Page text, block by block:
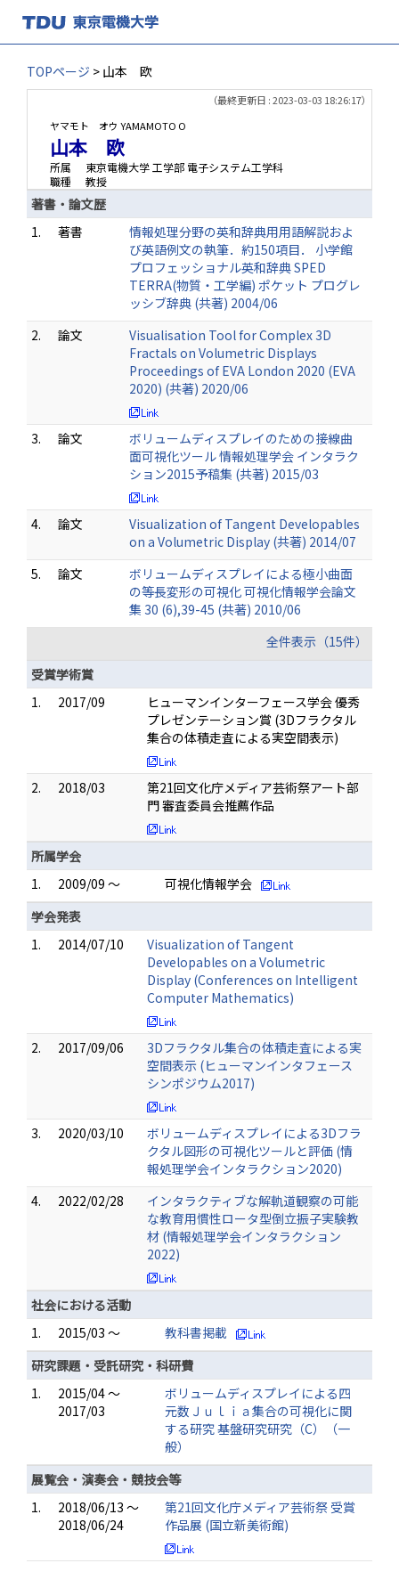
TOPページ > 山本 欧
（最終更新日 : 2023-03-03 18:26:17）
ヤマモト オウ YAMAMOTO O
山本 欧
所属
東京電機大学 工学部 電子システム工学科
職種
教授
著書・論文歴
1.
著書
情報処理分野の英和辞典用用語解説およ
び英語例文の執筆．約150項目． 小学館
プロフェッショナル英和辞典 SPED
TERRA(物質・工学編) ポケット プログレ
ッシブ辞典 (共著) 2004/06
2.
論文
Visualisation Tool for Complex 3D
Fractals on Volumetric Displays
Proceedings of EVA London 2020 (EVA
2020) (共著) 2020/06
3. 論文
ボリュームディスプレイのための接線曲
面可視化ツール 情報処理学会 インタラク
ション2015予稿集 (共著) 2015/03
4. 論文
Visualization of Tangent Developables
on a Volumetric Display (共著) 2014/07
5.
論文
ボリュームディスプレイによる極小曲面
の等長変形の可視化 可視化情報学会論文
集 30 (6),39-45 (共著) 2010/06
全件表示（15件）
受賞学術賞
1.
2017/09
ヒューマンインターフェース学会 優秀
プレゼンテーション賞 (3Dフラクタル
集合の体積走査による実空間表示)
2. 2018/03
第21回文化庁メディア芸術祭アート部
門 審査委員会推薦作品
所属学会
1.
2009/09 ～
可視化情報学会
学会発表
1.
2014/07/10
Visualization of Tangent
Developables on a Volumetric
Display (Conferences on Intelligent
Computer Mathematics)
2. 2017/09/06
3Dフラクタル集合の体積走査による実
空間表示 (ヒューマンインタフェース
シンポジウム2017)
3. 2020/03/10
ボリュームディスプレイによる3Dフラ
クタル図形の可視化ツールと評価 (情
報処理学会インタラクション2020)
4.
2022/02/28
インタラクティブな解軌道観察の可能
な教育用慣性ロータ型倒立振子実験教
材 (情報処理学会インタラクション
2022)
社会における活動
1.
2015/03 ～
教科書掲載
研究課題・受託研究・科研費
1.
2015/04 ～
2017/03
ボリュームディスプレイによる四
元数Ｊｕｌｉａ集合の可視化に関
する研究 基盤研究研究（C）（一
般）
展覧会・演奏会・競技会等
1.
2018/06/13 ～
2018/06/24
第21回文化庁メディア芸術祭 受賞
作品展 (国立新美術館)